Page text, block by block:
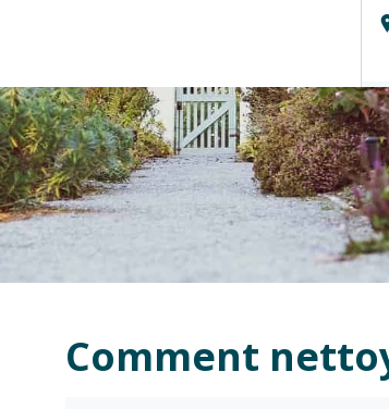
Comment